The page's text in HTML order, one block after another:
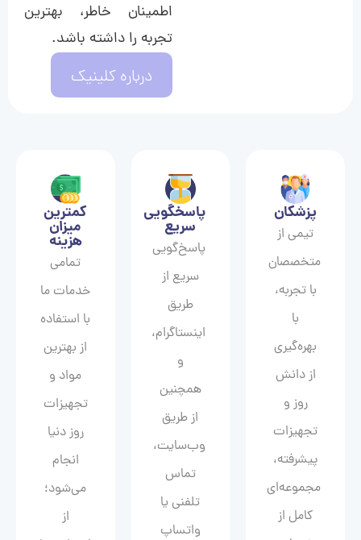
اطمینان خاطر، بهترین
تجربه را داشته باشد.
درباره کلینیک
پزشکان
تیمی از
متخصصان
با تجربه،
با
بهره‌گیری
از دانش
روز و
تجهیزات
پیشرفته،
مجموعه‌ای
کامل از
پاسخگویی
سریع
پاسخ‌گویی
سریع از
طریق
اینستاگرام،
و
همچنین
از طریق
وب‌سایت،
تماس
تلفنی یا
واتساپ
کمترین
میزان
هزینه
تمامی
خدمات ما
با استفاده
از بهترین
مواد و
تجهیزات
روز دنیا
انجام
می‌شود؛
از